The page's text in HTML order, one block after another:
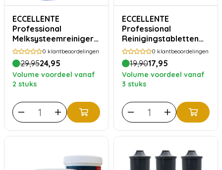
ECCELLENTE
Professional
Melksysteemreiniger -
1000ml 0 klantbeoordelingen
29,9524,95
Volume voordeel vanaf
2 stuks
ECCELLENTE
Professional
Reinigingstabletten
100x 2gram
0 klantbeoordelingen
19,9017,95
Volume voordeel vanaf
3 stuks